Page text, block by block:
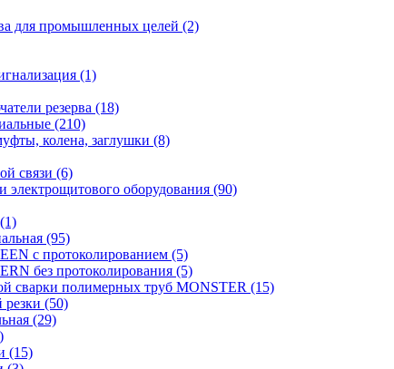
для промышленных целей (2)
(1)
резерва (18)
(210)
колена, заглушки (8)
связи (6)
электрощитового оборудования (90)
(95)
c протоколированием (5)
без протоколирования (5)
сварки полимерных труб MONSTER (15)
(50)
(29)
(15)